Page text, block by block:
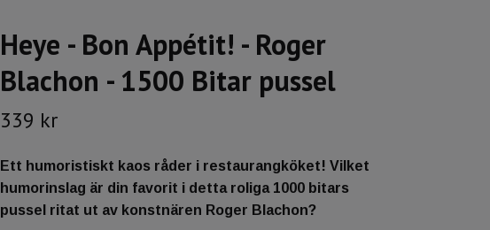
Heye - Bon Appétit! - Roger
Blachon - 1500 Bitar pussel
339 kr
Ett humoristiskt kaos råder i restaurangköket! Vilket
humorinslag är din favorit i detta roliga 1000 bitars
pussel ritat ut av konstnären Roger Blachon?